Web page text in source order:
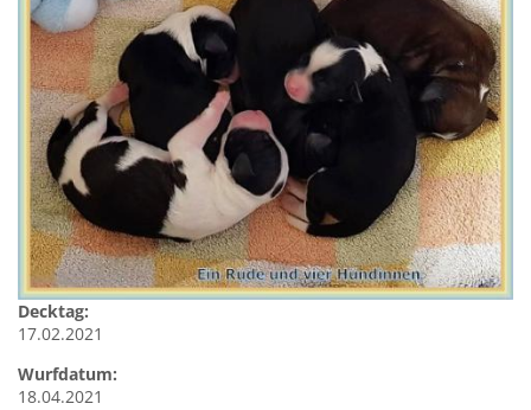
Decktag:
17.02.2021
Wurfdatum:
18.04.2021